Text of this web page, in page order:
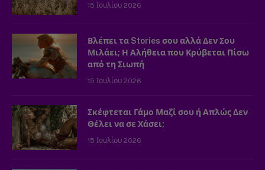
15 Ιουλίου 2026
Βλέπει τα Stories σου αλλά Δεν Σου
Μιλάει; Η Αλήθεια που Κρύβεται Πίσω
από τη Σιωπή
15 Ιουλίου 2026
Σκέφτεται Γάμο Μαζί σου ή Απλώς Δεν
Θέλει να σε Χάσει;
15 Ιουλίου 2026